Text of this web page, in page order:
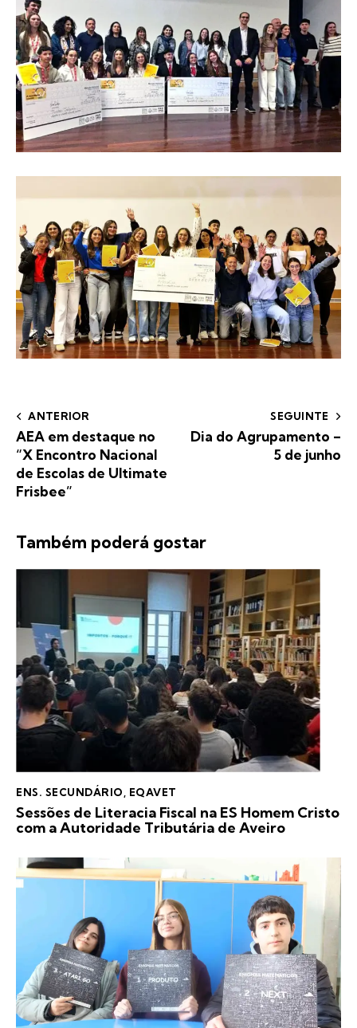
ANTERIOR
AEA em destaque no
“X Encontro Nacional
de Escolas de Ultimate
Frisbee”
SEGUINTE
Dia do Agrupamento –
5 de junho
Também poderá gostar
ENS. SECUNDÁRIO EQAVET
Sessões de Literacia Fiscal na ES Homem Cristo
com a Autoridade Tributária de Aveiro